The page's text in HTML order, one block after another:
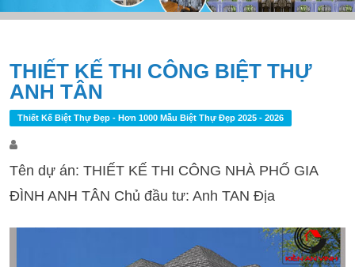
THIẾT KẾ THI CÔNG BIỆT THỰ
ANH TÂN
Thiết Kế Biệt Thự Đẹp - Hơn 1000 Mẫu Biệt Thự Đẹp 2025 - 2026
Tên dự án: THIẾT KẾ THI CÔNG NHÀ PHỐ GIA
ĐÌNH ANH TÂN Chủ đầu tư: Anh TAN Địa
Điều hướng bài viết